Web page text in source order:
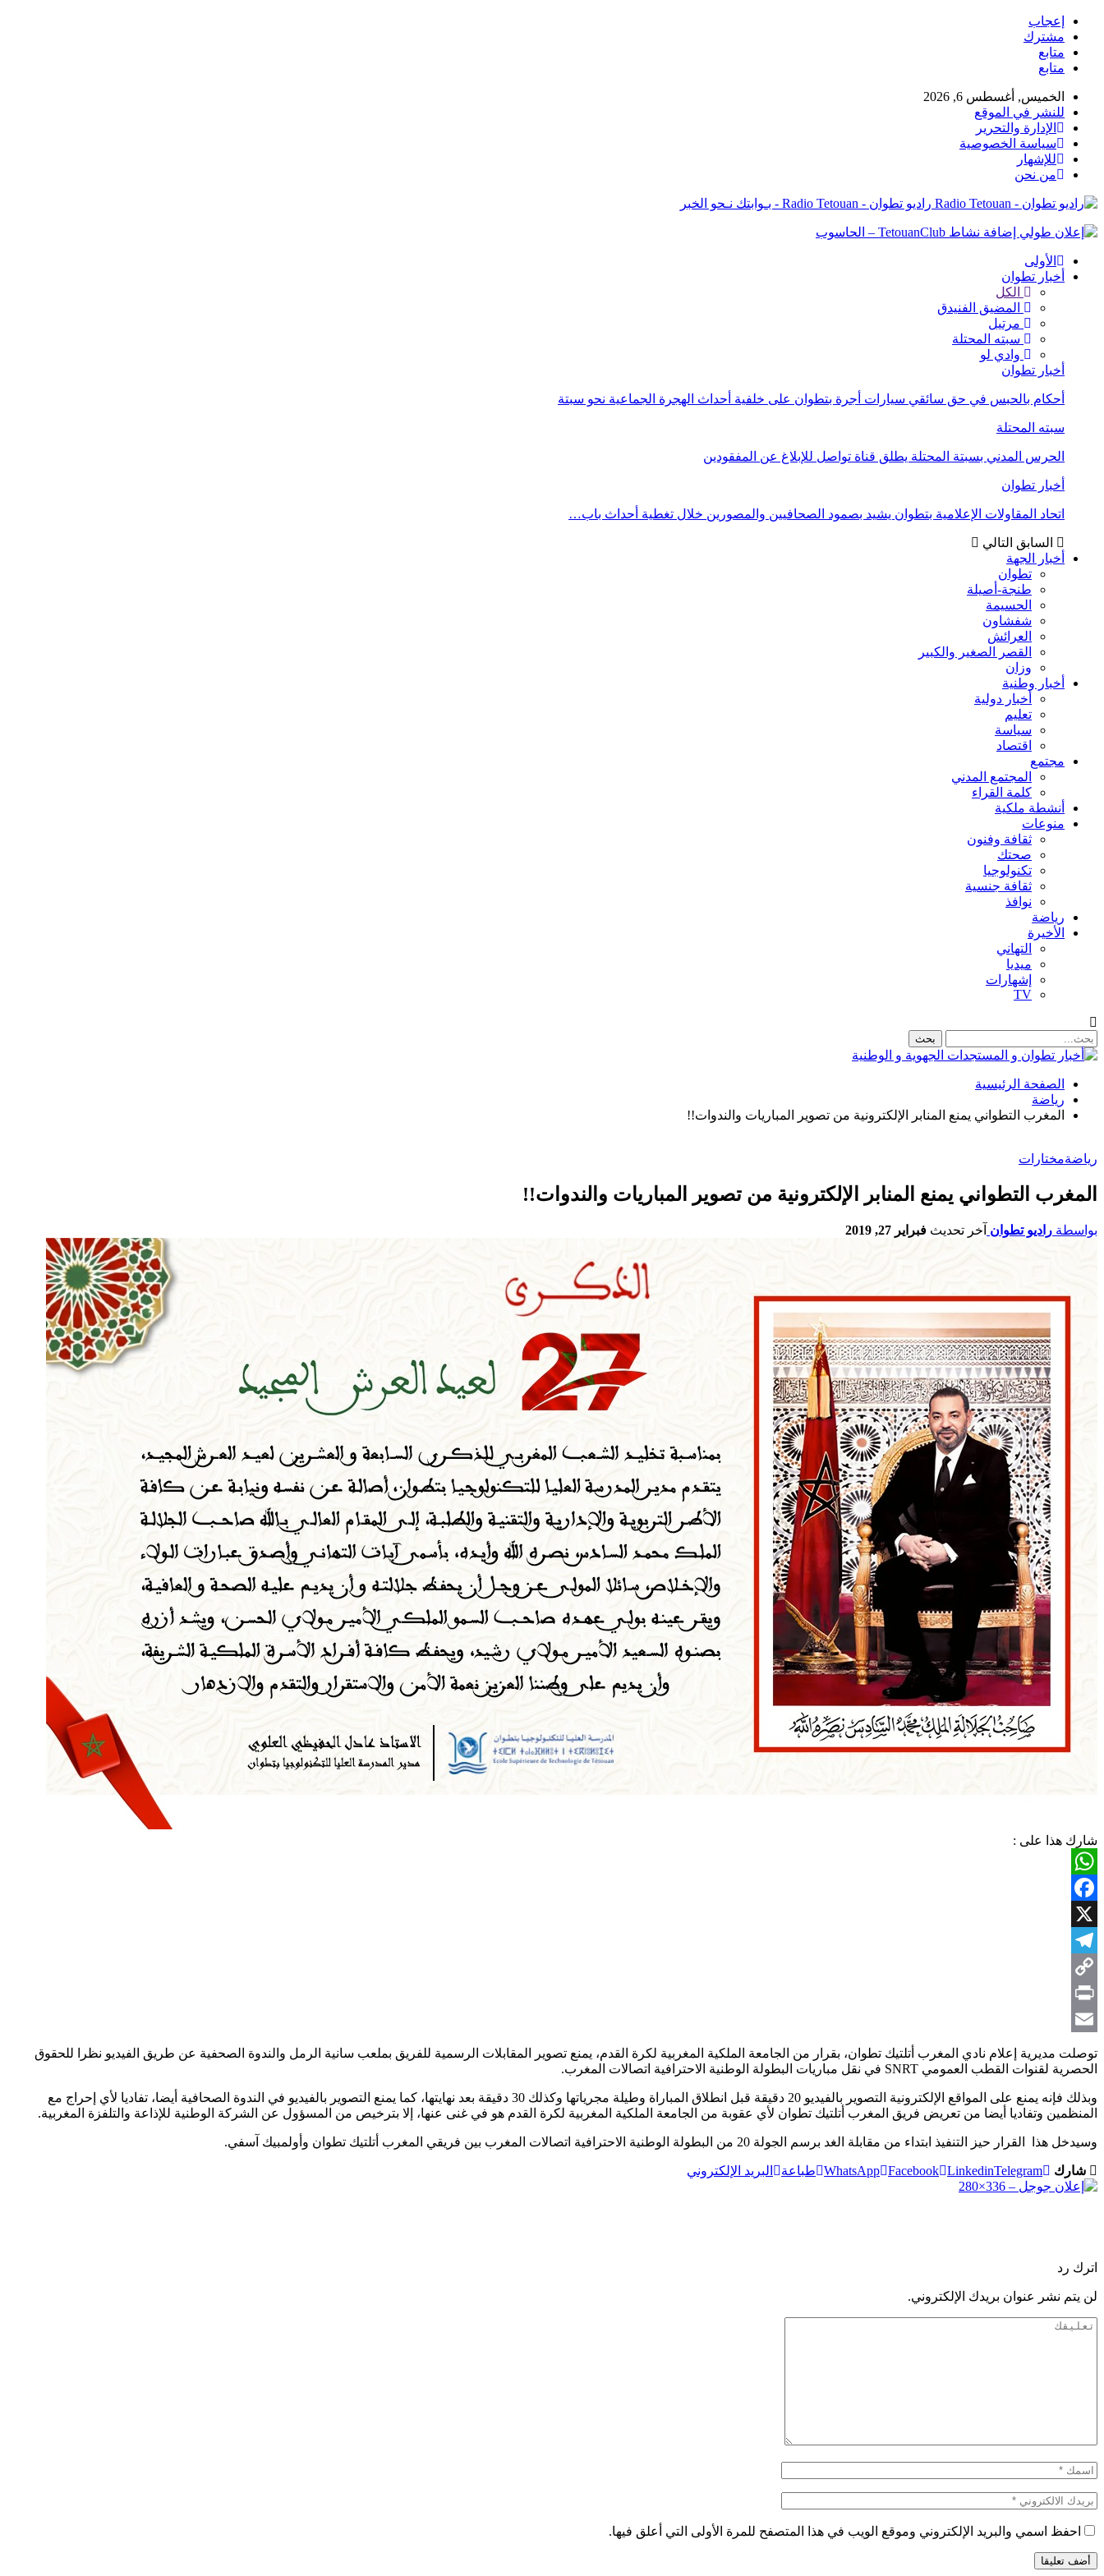
إعجاب
مشترك
متابع
متابع
الخميس, أغسطس 6, 2026
للنشر في الموقع
الإدارة والتحرير
سياسة الخصوصية
للإشهار
من نحن
راديو تطوان - Radio Tetouan - بـوابتك نـحو الخبر
الأولى
أخبار تطوان
الكل
المضيق الفنيدق
مرتيل
سبته المحتلة
وادي لو
أخبار تطوان
أحكام بالحبس في حق سائقي سيارات أجرة بتطوان على خلفية أحداث الهجرة الجماعية نحو سبتة
سبته المحتلة
الحرس المدني بسبتة المحتلة يطلق قناة تواصل للإبلاغ عن المفقودين
أخبار تطوان
اتحاد المقاولات الإعلامية بتطوان يشيد بصمود الصحافيين والمصورين خلال تغطية أحداث باب…
السابق التالي
أخبار الجهة
تطوان
طنجة-أصيلة
الحسيمة
شفشاون
العرائش
القصر الصغير والكبير
وزان
أخبار وطنية
أخبار دولية
تعليم
سياسة
اقتصاد
مجتمع
المجتمع المدني
كلمة القراء
أنشطة ملكية
منوعات
ثقافة وفنون
صحتك
تكنولوجيا
ثقافة جنسية
نوافذ
رياضة
الأخيرة
التهاني
ميديا
إشهارات
TV
الصفحة الرئيسية
رياضة
المغرب التطواني يمنع المنابر الإلكترونية من تصوير المباريات والندوات!!
رياضةمختارات
المغرب التطواني يمنع المنابر الإلكترونية من تصوير المباريات والندوات!!
بواسطة راديو تطوان آخر تحديث فبراير 27, 2019
شارك هذا على :
WhatsApp
Facebook
X
Telegram
Copy
Link
Print
Email
توصلت مديرية إعلام نادي المغرب أتلتيك تطوان، بقرار من الجامعة الملكية المغربية لكرة القدم، يمنع تصوير المقابلات الرسمية للفريق بملعب سانية الرمل والندوة الصحفية عن طريق الفيديو نظرا للحقوق
الحصرية لقنوات القطب العمومي SNRT في نقل مباريات البطولة الوطنية الاحترافية اتصالات المغرب.
وبذلك فإنه يمنع على المواقع الإلكترونية التصوير بالفيديو 20 دقيقة قبل انطلاق المباراة وطيلة مجرياتها وكذلك 30 دقيقة بعد نهايتها، كما يمنع التصوير بالفيديو في الندوة الصحافية أيضا، تفاديا لأي إحراج مع
المنظمين وتفاديا أيضا من تعريض فريق المغرب أتلتيك تطوان لأي عقوبة من الجامعة الملكية المغربية لكرة القدم هو في غنى عنها، إلا بترخيص من المسؤول عن الشركة الوطنية للإذاعة والتلفزة المغربية.
وسيدخل هذا القرار حيز التنفيذ ابتداء من مقابلة الغد برسم الجولة 20 من البطولة الوطنية الاحترافية اتصالات المغرب بين فريقي المغرب أتلتيك تطوان وأولمبيك آسفي.
شارك WhatsApp Facebook LinkedinTelegram طباعة البريد الإلكتروني
اترك رد
لن يتم نشر عنوان بريدك الإلكتروني.
احفظ اسمي والبريد الإلكتروني وموقع الويب في هذا المتصفح للمرة الأولى التي أعلق فيها.